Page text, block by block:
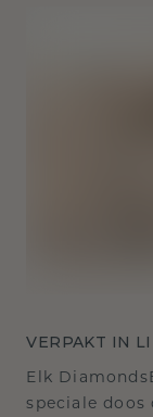
VERPAKT IN
Elk
speciale doos